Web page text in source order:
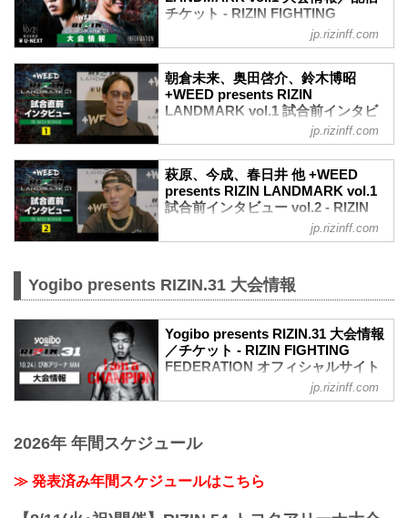
チケット - RIZIN FIGHTING
FEDERATION オフィシャルサイト
【Trailer】朝倉未来 vs. 萩原京平 /
+WEED presents RIZIN LANDMARK
vol.1
名称
+WEED presents RIZIN LANDMARK
vol.1
日時
2021年10月2日（土）18:30開場 / 19:00開
始
※ご招待のお客様
ご応募時にご入力いただいたメールアド
※ご購入のお客様
「『RIZIN LANDMARK vol.1』来場者情
報...
jp.rizinff.com
朝倉未来、奥田啓介、鈴木博昭
+WEED presents RIZIN
LANDMARK vol.1 試合前インタビ
ュー Vol.1 - RIZIN FIGHTING
FEDERATION オフィシャルサイト
朝倉未来、奥田啓介、鈴木博昭 +WEED
presents RIZIN LANDMARK vol.1 試合前
インタビュー Vol.1
+WEED presents RIZIN LANDMARK
大会前に各選手のインタビューをチェッ
朝倉未来「敢えて俺が根性で上回りた
い」
朝倉未来 試合前インタビュー / +WEED
presents RIZIN LANDMARK vol.1
jp.rizinff.com
萩原、今成、春日井 他 +WEED
presents RIZIN LANDMARK vol.1
試合前インタビュー vol.2 - RIZIN
FIGHTING FEDERATION オフィシ
ャルサイト
+WEED presents RIZIN LANDMARK
vol.1の、マスコミ向けインタビューの内
容を公開！
大会前に各選手のインタビューをチェッ
クしよう！
萩原京平「打撃で倒してパウンド打ち込
んでレフェリーストップのイメージ」
萩原京平 試合前インタビュー / +WEED
youtu.be
萩原 すごいワクワクしているというの
と、早く試合がしたいなという...
jp.rizinff.com
Yogibo presents RIZIN.31 大会情報
Yogibo presents RIZIN.31 大会情報
／チケット - RIZIN FIGHTING
FEDERATION オフィシャルサイト
日時
定）/ 14:00開始（予定）
RIZIN FFオフィシャルサイトにてご案内
jp.rizinff.com
2026年 年間スケジュール
≫ 発表済み年間スケジュールはこちら